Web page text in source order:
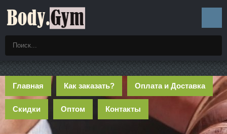
Главная Как заказать? Оплата и Доставка
Скидки Оптом Контакты